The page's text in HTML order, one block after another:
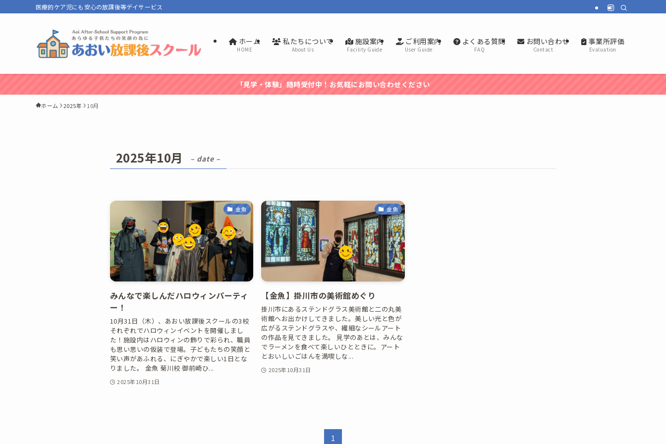
医療的ケア児にも安心の放課後等デイサービス
ホーム
HOME
私たちについて
About Us
施設案内
Facility Guide
ご利用案内
User Guide
よくある質問
FAQ
お問い合わせ
Contact
事業所評価
Evaluation
「見学・体験」随時受付中！お気軽にお問い合わせください
ホーム 2025年 10月
2025年10月 – date –
金魚
みんなで楽しんだハロウィンパーティ
ー！
10月31日（木）、あおい放課後スクールの3校
それぞれでハロウィンイベントを開催しまし
た！施設内はハロウィンの飾りで彩られ、職員
も思い思いの仮装で登場。子どもたちの笑顔と
笑い声があふれる、にぎやかで楽しい1日とな
りました。 金魚 菊川校 御前崎ひ...
2025年10月31日
金魚
【金魚】掛川市の美術館めぐり
掛川市にあるステンドグラス美術館と二の丸美
術館へお出かけしてきました。美しい光と色が
広がるステンドグラスや、繊細なシールアート
の作品を見てきました。 見学のあとは、みんな
でラーメンを食べて楽しいひとときに。アート
とおいしいごはんを満喫しな...
2025年10月31日
1